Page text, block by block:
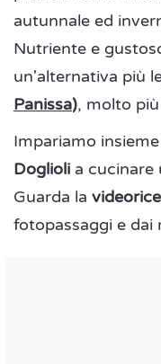
autunnale ed
Nutriente e
un'alternativa più
Panissa), molto
Impariamo
Doglioli a cucinare
Guarda la
fotopassaggi e dai